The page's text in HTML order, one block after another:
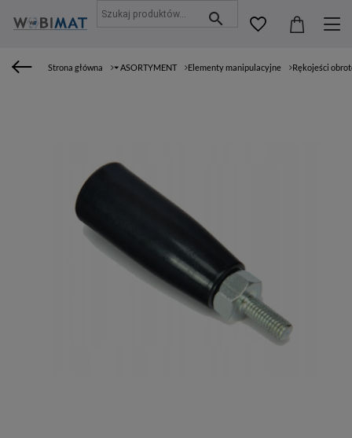
Strona główna ⏷ ASORTYMENT Elementy manipulacyjne Rękojeści